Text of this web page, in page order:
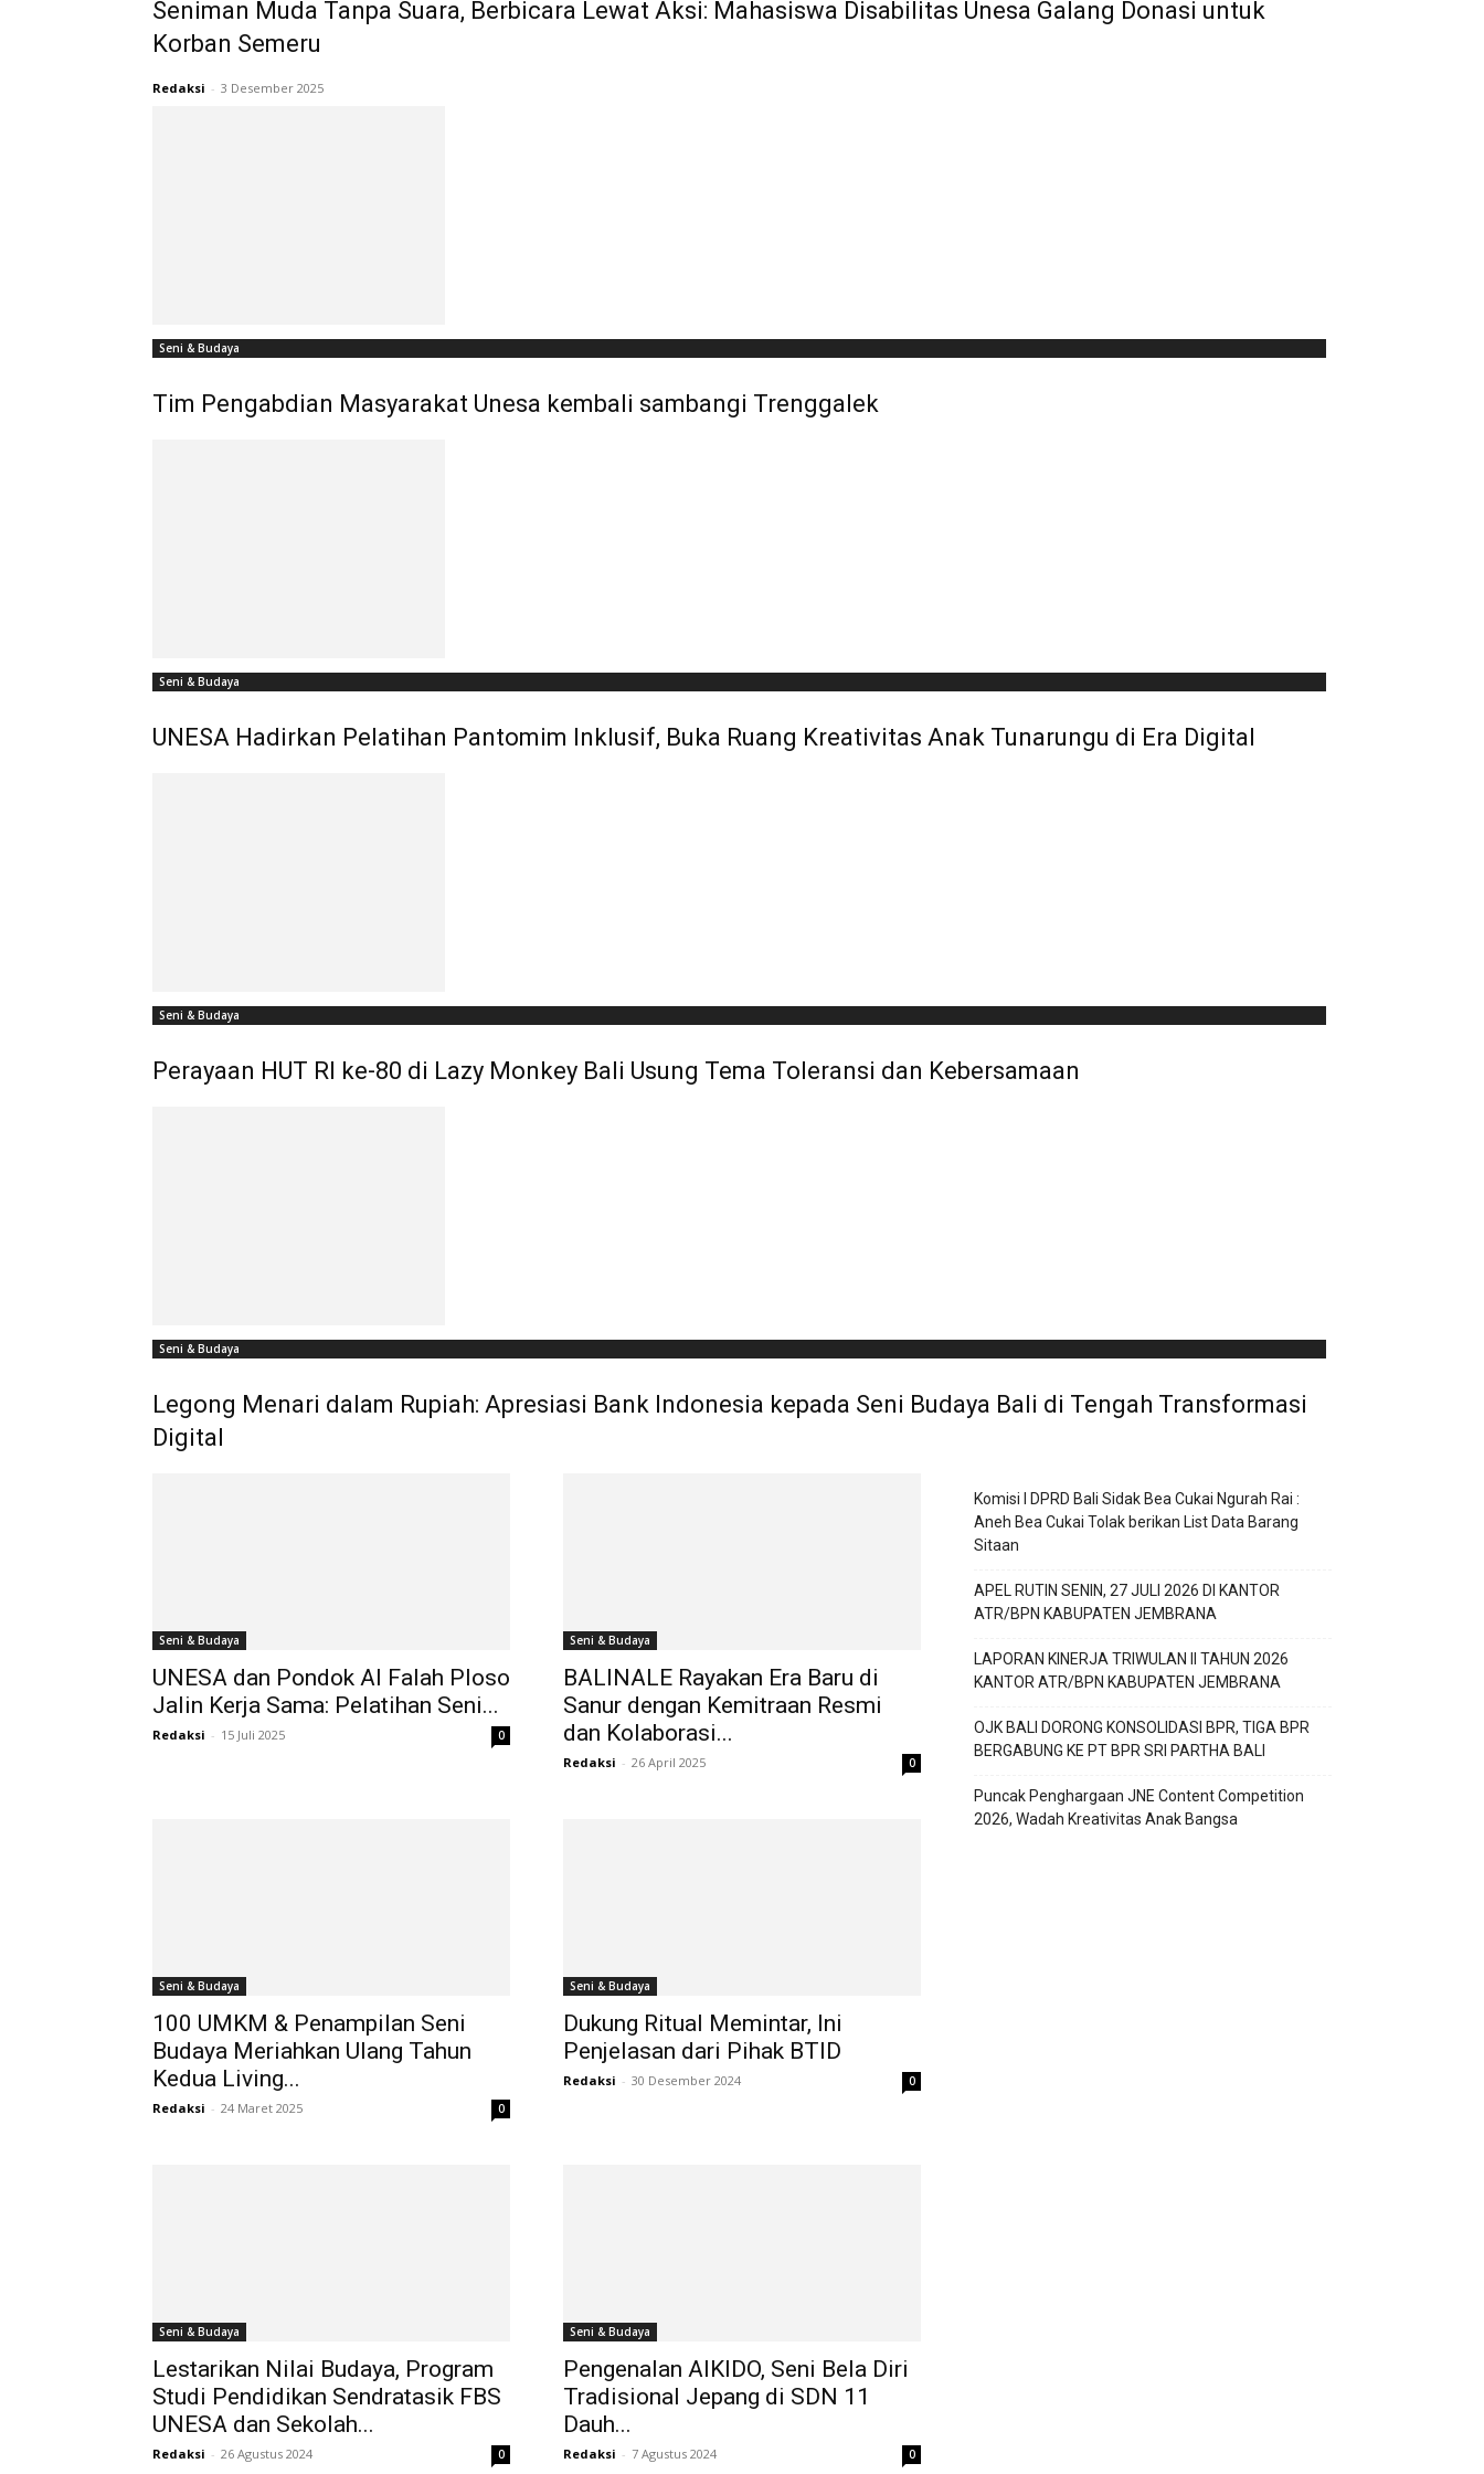
Seniman Muda Tanpa Suara, Berbicara Lewat Aksi: Mahasiswa Disabilitas Unesa Galang Donasi untuk
Korban Semeru
Redaksi - 3 Desember 2025
Seni & Budaya
Tim Pengabdian Masyarakat Unesa kembali sambangi Trenggalek
Seni & Budaya
UNESA Hadirkan Pelatihan Pantomim Inklusif, Buka Ruang Kreativitas Anak Tunarungu di Era Digital
Seni & Budaya
Perayaan HUT RI ke-80 di Lazy Monkey Bali Usung Tema Toleransi dan Kebersamaan
Seni & Budaya
Legong Menari dalam Rupiah: Apresiasi Bank Indonesia kepada Seni Budaya Bali di Tengah Transformasi
Digital
Seni & Budaya
UNESA dan Pondok Al Falah Ploso
Jalin Kerja Sama: Pelatihan Seni...
Redaksi - 15 Juli 2025 0
Seni & Budaya
BALINALE Rayakan Era Baru di
Sanur dengan Kemitraan Resmi
dan Kolaborasi...
Redaksi - 26 April 2025 0
Seni & Budaya
100 UMKM & Penampilan Seni
Budaya Meriahkan Ulang Tahun
Kedua Living...
Redaksi - 24 Maret 2025 0
Seni & Budaya
Dukung Ritual Memintar, Ini
Penjelasan dari Pihak BTID
Redaksi - 30 Desember 2024 0
Seni & Budaya
Lestarikan Nilai Budaya, Program
Studi Pendidikan Sendratasik FBS
UNESA dan Sekolah...
Redaksi - 26 Agustus 2024 0
Seni & Budaya
Pengenalan AIKIDO, Seni Bela Diri
Tradisional Jepang di SDN 11
Dauh...
Redaksi - 7 Agustus 2024 0
Komisi I DPRD Bali Sidak Bea Cukai Ngurah Rai :
Aneh Bea Cukai Tolak berikan List Data Barang
Sitaan
APEL RUTIN SENIN, 27 JULI 2026 DI KANTOR
ATR/BPN KABUPATEN JEMBRANA
LAPORAN KINERJA TRIWULAN II TAHUN 2026
KANTOR ATR/BPN KABUPATEN JEMBRANA
OJK BALI DORONG KONSOLIDASI BPR, TIGA BPR
BERGABUNG KE PT BPR SRI PARTHA BALI
Puncak Penghargaan JNE Content Competition
2026, Wadah Kreativitas Anak Bangsa